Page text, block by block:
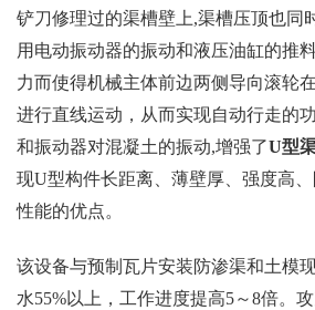
铲刀修理过的渠槽壁上,渠槽压顶也同
用电动振动器的振动和液压油缸的推
力而使得机械主体前边两侧导向滚轮
进行直线运动，从而实现自动行走的
和振动器对混凝土的振动,增强了U型
现U型构件长距离、薄壁厚、强度高
性能的优点。
该设备与预制瓦片安装防渗渠和土模
水55%以上，工作进度提高5～8倍。